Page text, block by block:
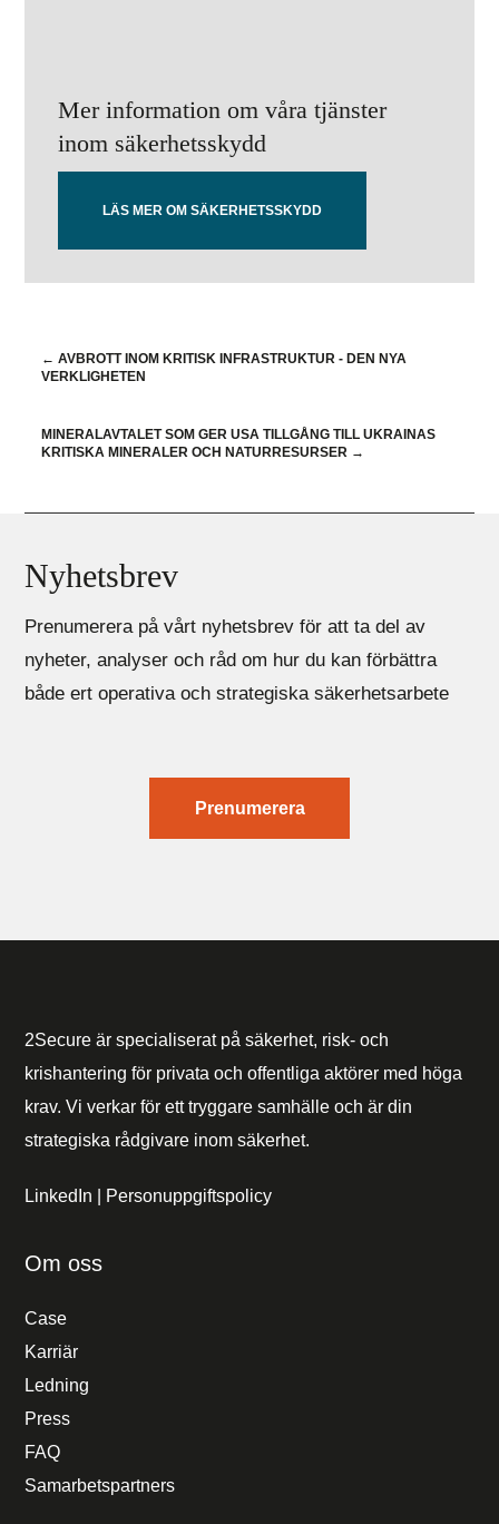
Mer information om våra tjänster
inom säkerhetsskydd
LÄS MER OM SÄKERHETSSKYDD
←AVBROTT INOM KRITISK INFRASTRUKTUR - DEN NYA
VERKLIGHETEN
MINERALAVTALET SOM GER USA TILLGÅNG TILL UKRAINAS
KRITISKA MINERALER OCH NATURRESURSER →
Nyhetsbrev
Prenumerera på vårt nyhetsbrev för att ta del av
nyheter, analyser och råd om hur du kan förbättra
både ert operativa och strategiska säkerhetsarbete
Prenumerera
2Secure är specialiserat på säkerhet, risk- och
krishantering för privata och offentliga aktörer med höga
krav. Vi verkar för ett tryggare samhälle och är din
strategiska rådgivare inom säkerhet.
LinkedIn Personuppgiftspolicy
Om oss
Case
Karriär
Ledning
Press
FAQ
Samarbetspartners